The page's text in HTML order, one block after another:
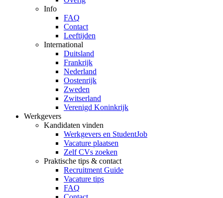
Info
FAQ
Contact
Leeftijden
International
Duitsland
Frankrijk
Nederland
Oostenrijk
Zweden
Zwitserland
Verenigd Koninkrijk
Werkgevers
Kandidaten vinden
Werkgevers en StudentJob
Vacature plaatsen
Zelf CVs zoeken
Praktische tips & contact
Recruitment Guide
Vacature tips
FAQ